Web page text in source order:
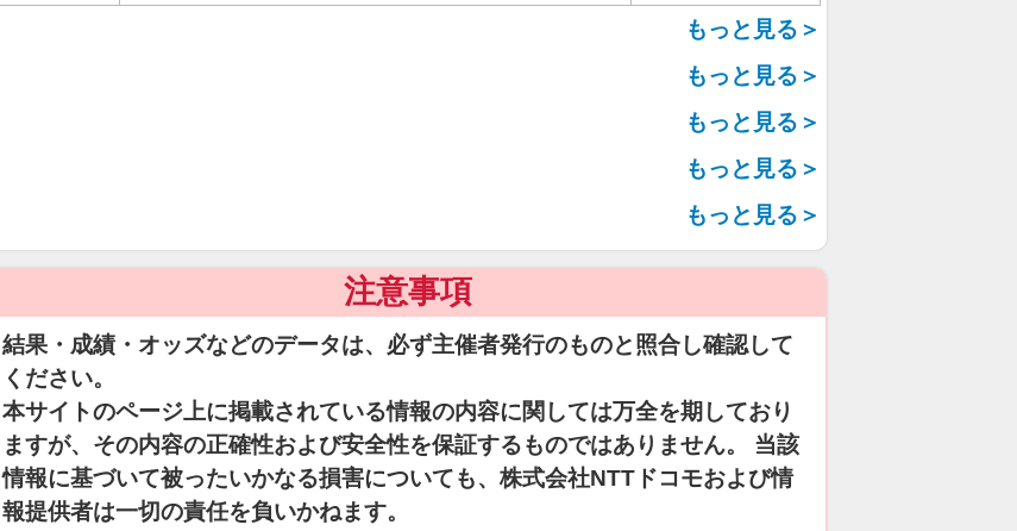
もっと見る＞
もっと見る＞
もっと見る＞
もっと見る＞
もっと見る＞
注意事項
結果・成績・オッズなどのデータは、必ず主催者発行のものと照合し確認して
ください。
本サイトのページ上に掲載されている情報の内容に関しては万全を期しており
ますが、その内容の正確性および安全性を保証するものではありません。 当該
情報に基づいて被ったいかなる損害についても、株式会社NTTドコモおよび情
報提供者は一切の責任を負いかねます。